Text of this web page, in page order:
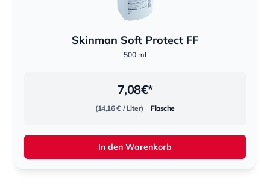
Skinman Soft Protect FF
500 ml
7,08€*
(14,16 € / Liter) Flasche
In den Warenkorb